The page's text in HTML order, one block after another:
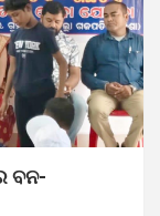
ବନ-